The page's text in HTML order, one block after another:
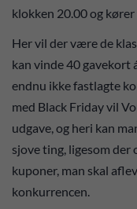
klokken 20.00 og
Her vil der være de
kan vinde 40 gavekort
endnu ikke fastlagte
med Black Friday vil
udgave, og heri kan
sjove ting, ligesom der
kuponer, man skal
konkurrencen.